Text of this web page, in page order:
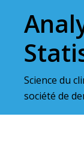
content
Science du
société de